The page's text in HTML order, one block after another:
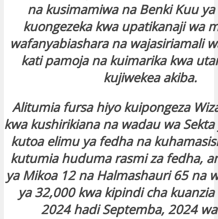
na kusimamiwa na Benki Kuu ya
kuongezeka kwa upatikanaji wa
wafanyabiashara na wajasiriamali
kati pamoja na kuimarika kwa
kujiwekea akiba.
Alitumia fursa hiyo kuipongeza
kwa kushirikiana na wadau wa
kutoa elimu ya fedha na
kutumia huduma rasmi za fedha,
ya Mikoa 12 na Halmashauri 65 na
ya 32,000 kwa kipindi cha
2024 hadi Septemba, 2024